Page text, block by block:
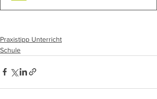
Praxistipp Unterricht
Schule